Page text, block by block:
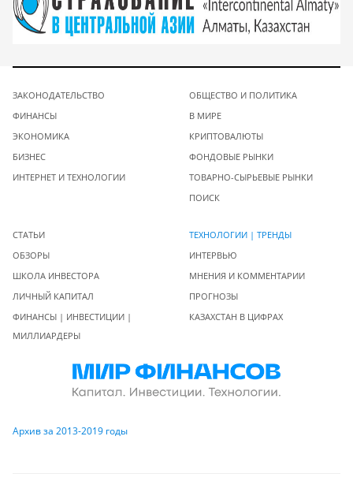
ЗАКОНОДАТЕЛЬСТВО
ФИНАНСЫ
ЭКОНОМИКА
БИЗНЕС
ИНТЕРНЕТ И ТЕХНОЛОГИИ
ОБЩЕСТВО И ПОЛИТИКА
В МИРЕ
КРИПТОВАЛЮТЫ
ФОНДОВЫЕ РЫНКИ
ТОВАРНО-СЫРЬЕВЫЕ РЫНКИ
ПОИСК
СТАТЬИ
ОБЗОРЫ
ШКОЛА ИНВЕСТОРА
ЛИЧНЫЙ КАПИТАЛ
ФИНАНСЫ | ИНВЕСТИЦИИ |
МИЛЛИАРДЕРЫ
ТЕХНОЛОГИИ | ТРЕНДЫ
ИНТЕРВЬЮ
МНЕНИЯ И КОММЕНТАРИИ
ПРОГНОЗЫ
КАЗАХСТАН В ЦИФРАХ
Архив за 2013-2019 годы